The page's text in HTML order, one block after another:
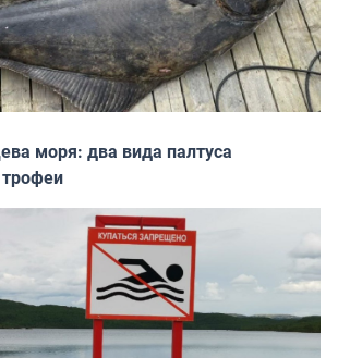
моря: два вида палтуса